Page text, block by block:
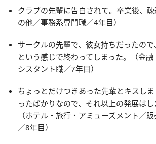
クラブの先輩に告白されて。卒業後、
の他／事務系専門職／4年目）
サークルの先輩で、彼女持ちだったの
という感じで終わってしまった。（金
シスタント職／7年目）
ちょっとだけつきあった先輩とキスし
ったばかりなので、それ以上の発展はし
（ホテル・旅行・アミューズメント／
／8年目）